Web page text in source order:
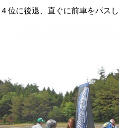
位に後退、直ぐに前車をパス